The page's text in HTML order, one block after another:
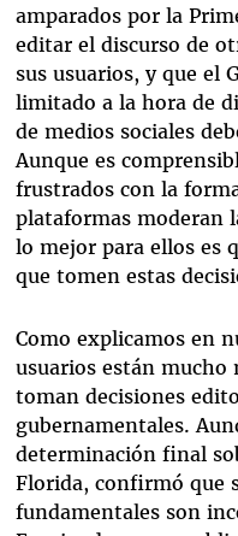
amparados por la
editar el discurso de
sus usuarios, y que el
limitado a la hora de
de medios sociales
Aunque es
frustrados con la
plataformas moderan
lo mejor para ellos es
que tomen estas
Como explicamos en
usuarios están mucho
toman decisiones
gubernamentales.
determinación final
Florida, confirmó que
fundamentales son